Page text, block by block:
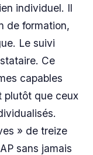
individuel. Il
de formation,
Le suivi
Ce
capables
plutôt que ceux
» de treize
sans jamais